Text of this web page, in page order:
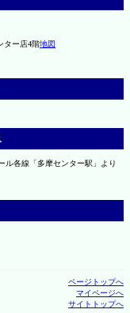
ター店4階地図
ル各線「多摩センター駅」より
ページトップへ
マイページへ
サイトトップへ